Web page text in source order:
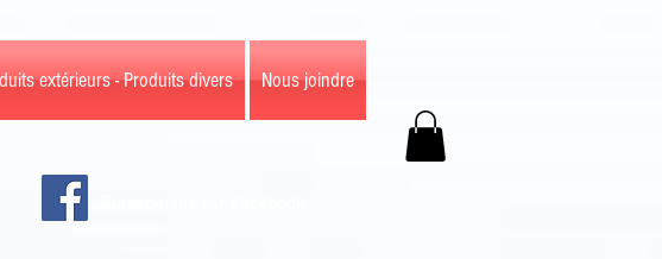
extérieurs - Produits divers Nous joindre